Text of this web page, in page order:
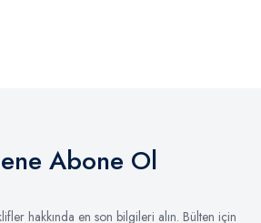
Abone Ol
hakkında en son bilgileri alın. Bülten için